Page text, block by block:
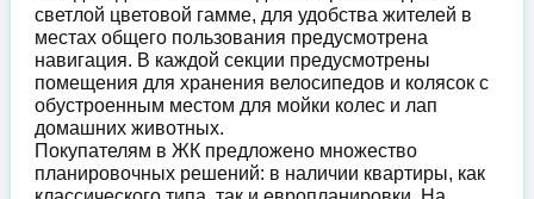
светлой цветовой гамме, для удобства жителей в
местах общего пользования предусмотрена
навигация. В каждой секции предусмотрены
помещения для хранения велосипедов и колясок с
обустроенным местом для мойки колес и лап
домашних животных.
Покупателям в ЖК предложено множество
планировочных решений: в наличии квартиры, как